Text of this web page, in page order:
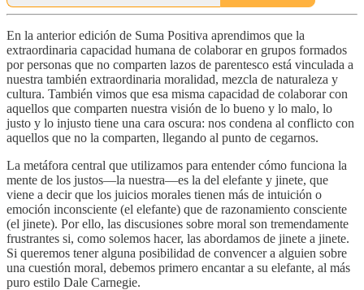
En la anterior edición de Suma Positiva aprendimos que la
extraordinaria capacidad humana de colaborar en grupos formados
por personas que no comparten lazos de parentesco está vinculada a
nuestra también extraordinaria moralidad, mezcla de naturaleza y
cultura. También vimos que esa misma capacidad de colaborar con
aquellos que comparten nuestra visión de lo bueno y lo malo, lo
justo y lo injusto tiene una cara oscura: nos condena al conflicto con
aquellos que no la comparten, llegando al punto de cegarnos.
La metáfora central que utilizamos para entender cómo funciona la
mente de los justos—la nuestra—es la del elefante y jinete, que
viene a decir que los juicios morales tienen más de intuición o
emoción inconsciente (el elefante) que de razonamiento consciente
(el jinete). Por ello, las discusiones sobre moral son tremendamente
frustrantes si, como solemos hacer, las abordamos de jinete a jinete.
Si queremos tener alguna posibilidad de convencer a alguien sobre
una cuestión moral, debemos primero encantar a su elefante, al más
puro estilo Dale Carnegie.